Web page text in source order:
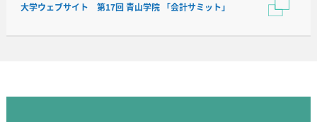
大学ウェブサイト 第17回 青山学院 「会計サミット」